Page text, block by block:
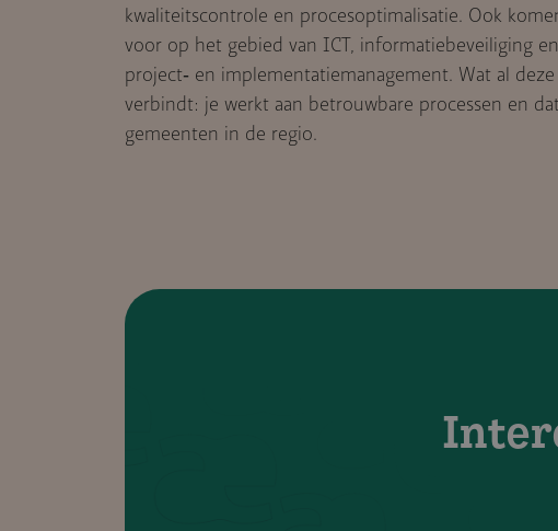
kwaliteitscontrole en procesoptimalisatie. Ook
voor op het gebied van ICT, informatiebeveiliging
project‑ en implementatiemanagement. Wat al
verbindt: je werkt aan betrouwbare processen en
gemeenten in de regio.